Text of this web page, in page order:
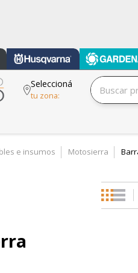
Seleccioná
tu zona:
e insumos Motosierra